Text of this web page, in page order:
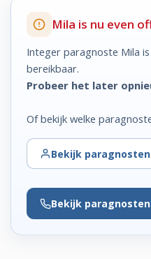
Mila is nu even
Integer paragnoste Mila
bereikbaar.
Probeer het later
Of bekijk welke
Bekijk
Bekijk